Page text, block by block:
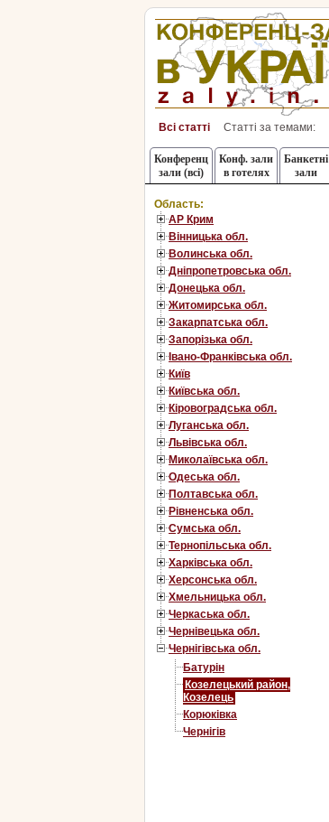
Всі статті Статті за темами:
Конференц
зали (всі)
Конф. зали
в готелях
Банкетні
зали
Область:
АР Крим
Вінницька обл.
Волинська обл.
Дніпропетровська обл.
Донецька обл.
Житомирська обл.
Закарпатська обл.
Запорізька обл.
Івано-Франківська обл.
Київ
Київська обл.
Кіровоградська обл.
Луганська обл.
Львівська обл.
Миколаївська обл.
Одеська обл.
Полтавська обл.
Рівненська обл.
Сумська обл.
Тернопільська обл.
Харківська обл.
Херсонська обл.
Хмельницька обл.
Черкаська обл.
Чернівецька обл.
Чернігівська обл.
Батурін
Козелецький район,
Козелець
Корюківка
Чернігів